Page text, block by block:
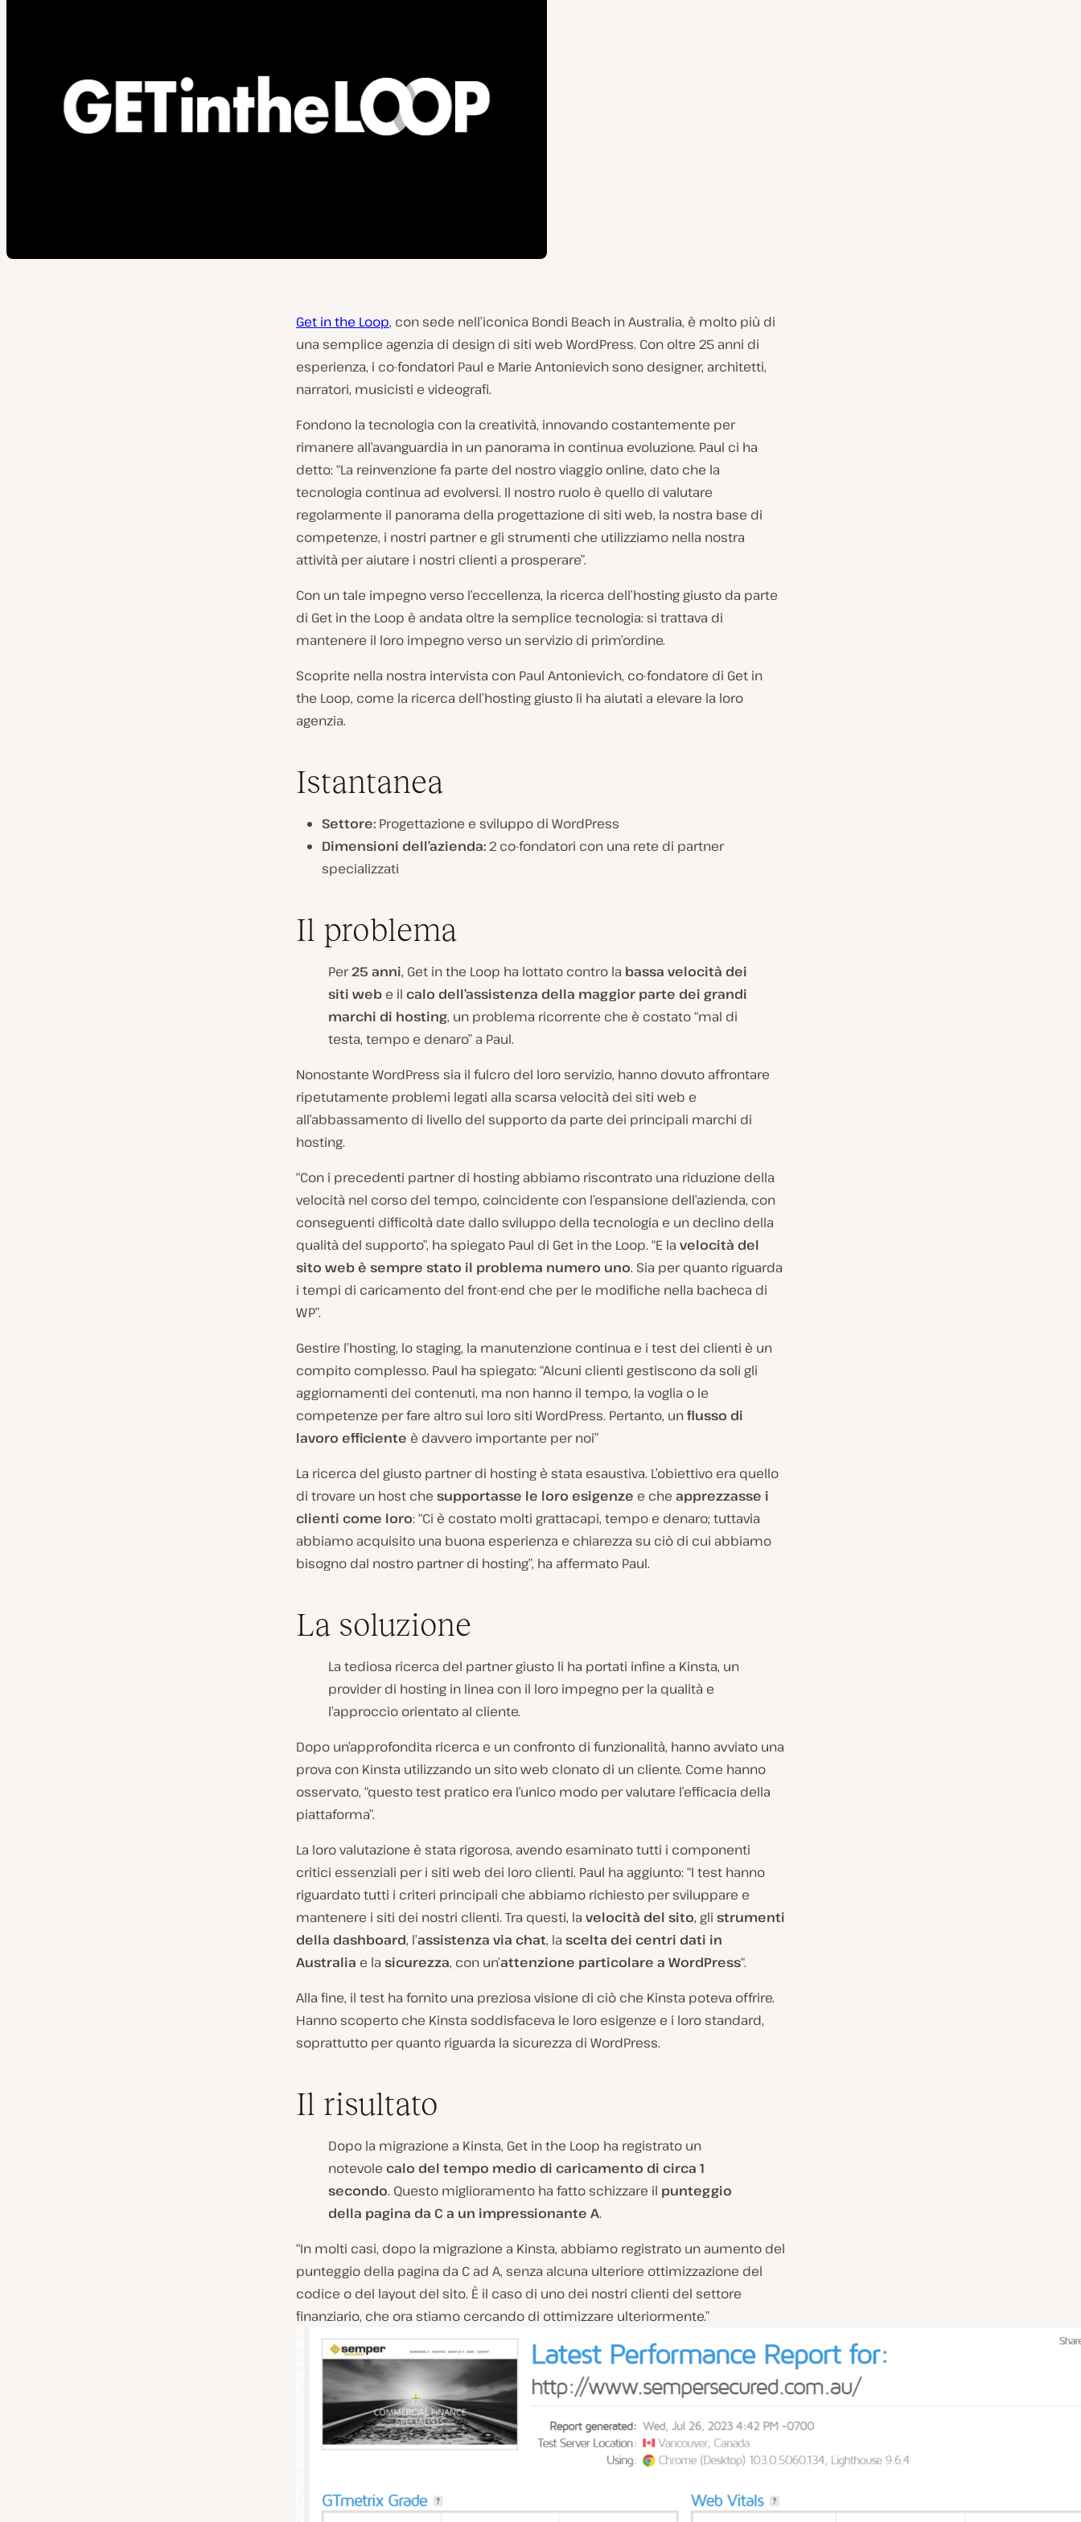
Get in the Loop, con sede nell’iconica Bondi Beach in Australia, è molto più di
una semplice agenzia di design di siti web WordPress. Con oltre 25 anni di
esperienza, i co-fondatori Paul e Marie Antonievich sono designer, architetti,
narratori, musicisti e videografi.
Fondono la tecnologia con la creatività, innovando costantemente per
rimanere all’avanguardia in un panorama in continua evoluzione. Paul ci ha
detto: “La reinvenzione fa parte del nostro viaggio online, dato che la
tecnologia continua ad evolversi. Il nostro ruolo è quello di valutare
regolarmente il panorama della progettazione di siti web, la nostra base di
competenze, i nostri partner e gli strumenti che utilizziamo nella nostra
attività per aiutare i nostri clienti a prosperare”.
Con un tale impegno verso l’eccellenza, la ricerca dell’hosting giusto da parte
di Get in the Loop è andata oltre la semplice tecnologia: si trattava di
mantenere il loro impegno verso un servizio di prim’ordine.
Scoprite nella nostra intervista con Paul Antonievich, co-fondatore di Get in
the Loop, come la ricerca dell’hosting giusto li ha aiutati a elevare la loro
agenzia.
Istantanea
Settore: Progettazione e sviluppo di WordPress
Dimensioni dell’azienda:2 co-fondatori con una rete di partner
specializzati
Il problema
Per25 anni, Get in the Loop ha lottato contro la bassa velocità dei
siti web e il calo dell’assistenza della maggior parte dei grandi
marchi di hosting, un problema ricorrente che è costato “mal di
testa, tempo e denaro” a Paul.
Nonostante WordPress sia il fulcro del loro servizio, hanno dovuto affrontare
ripetutamente problemi legati alla scarsa velocità dei siti web e
all’abbassamento di livello del supporto da parte dei principali marchi di
hosting.
“Con i precedenti partner di hosting abbiamo riscontrato una riduzione della
velocità nel corso del tempo, coincidente con l’espansione dell’azienda, con
conseguenti difficoltà date dallo sviluppo della tecnologia e un declino della
qualità del supporto”, ha spiegato Paul di Get in the Loop. “E la velocità del
sito web è sempre stato il problema numero uno. Sia per quanto riguarda
i tempi di caricamento del front-end che per le modifiche nella bacheca di
WP”.
Gestire l’hosting, lo staging, la manutenzione continua e i test dei clienti è un
compito complesso. Paul ha spiegato: “Alcuni clienti gestiscono da soli gli
aggiornamenti dei contenuti, ma non hanno il tempo, la voglia o le
competenze per fare altro sui loro siti WordPress. Pertanto, unflusso di
lavoro efficiente è davvero importante per noi”
La ricerca del giusto partner di hosting è stata esaustiva. L’obiettivo era quello
di trovare un host che supportasse le loro esigenze e che apprezzasse i
clienti come loro: “Ci è costato molti grattacapi, tempo e denaro; tuttavia
abbiamo acquisito una buona esperienza e chiarezza su ciò di cui abbiamo
bisogno dal nostro partner di hosting”, ha affermato Paul.
La soluzione
La tediosa ricerca del partner giusto li ha portati infine a Kinsta, un
provider di hosting in linea con il loro impegno per la qualità e
l’approccio orientato al cliente.
Dopo un’approfondita ricerca e un confronto di funzionalità, hanno avviato una
prova con Kinsta utilizzando un sito web clonato di un cliente. Come hanno
osservato, “questo test pratico era l’unico modo per valutare l’efficacia della
piattaforma”.
La loro valutazione è stata rigorosa, avendo esaminato tutti i componenti
critici essenziali per i siti web dei loro clienti. Paul ha aggiunto: “I test hanno
riguardato tutti i criteri principali che abbiamo richiesto per sviluppare e
mantenere i siti dei nostri clienti. Tra questi, la velocità del sito, gli strumenti
della dashboard, l’assistenza via chat, la scelta dei centri dati in
Australia e la sicurezza, con un’attenzione particolare a WordPress“.
Alla fine, il test ha fornito una preziosa visione di ciò che Kinsta poteva offrire.
Hanno scoperto che Kinsta soddisfaceva le loro esigenze e i loro standard,
soprattutto per quanto riguarda la sicurezza di WordPress.
Il risultato
Dopo la migrazione a Kinsta, Get in the Loop ha registrato un
notevole calo del tempo medio di caricamento di circa 1
secondo. Questo miglioramento ha fatto schizzare il punteggio
della pagina da C a un impressionante A.
“In molti casi, dopo la migrazione a Kinsta, abbiamo registrato un aumento del
punteggio della pagina da C ad A, senza alcuna ulteriore ottimizzazione del
codice o del layout del sito. È il caso di uno dei nostri clienti del settore
finanziario, che ora stiamo cercando di ottimizzare ulteriormente.”